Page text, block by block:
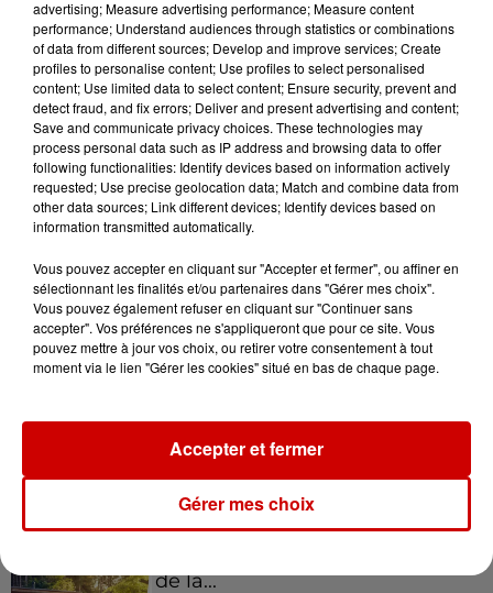
Aide carburant pour les "grands
rouleurs" : le délai pour la...
Jeux Voir plus
Gagnez vos places pour le
festival Marché Gourmand 2026
à Coulon !
Destination Vacances - Gagnez
de la...
advertising; Measure advertising performance; Measure content
performance; Understand audiences through statistics or combinations
of data from different sources; Develop and improve services; Create
profiles to personalise content; Use profiles to select personalised
content; Use limited data to select content; Ensure security, prevent and
detect fraud, and fix errors; Deliver and present advertising and content;
Save and communicate privacy choices. These technologies may
process personal data such as IP address and browsing data to offer
following functionalities: Identify devices based on information actively
requested; Use precise geolocation data; Match and combine data from
other data sources; Link different devices; Identify devices based on
information transmitted automatically.
Vous pouvez accepter en cliquant sur "Accepter et fermer", ou affiner en
sélectionnant les finalités et/ou partenaires dans "Gérer mes choix".
Vous pouvez également refuser en cliquant sur "Continuer sans
accepter". Vos préférences ne s'appliqueront que pour ce site. Vous
pouvez mettre à jour vos choix, ou retirer votre consentement à tout
moment via le lien "Gérer les cookies" situé en bas de chaque page.
Gérer mes choix
Accepter et fermer